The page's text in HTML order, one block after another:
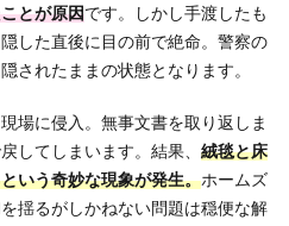
とが原因です。しかし手渡したも
した直後に目の前で絶命。警察の
されたままの状態となります。
場に侵入。無事文書を取り返しま
してしまいます。結果、 絨毯と床
いう奇妙な現象が発生。ホームズ
揺るがしかねない問題は穏便な解